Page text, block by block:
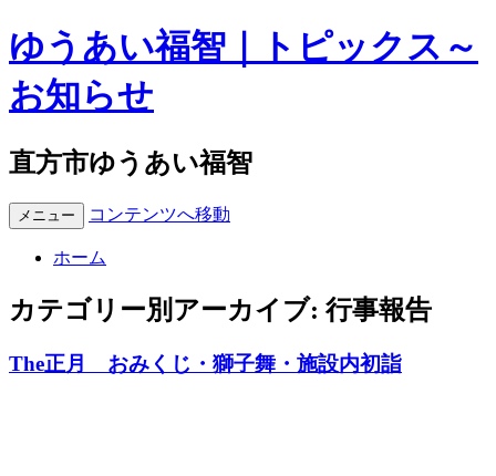
ゆうあい福智｜トピックス～
お知らせ
直方市ゆうあい福智
メニュー コンテンツへ移動
ホーム
カテゴリー別アーカイブ: 行事報告
The正月 おみくじ・獅子舞・施設内初詣